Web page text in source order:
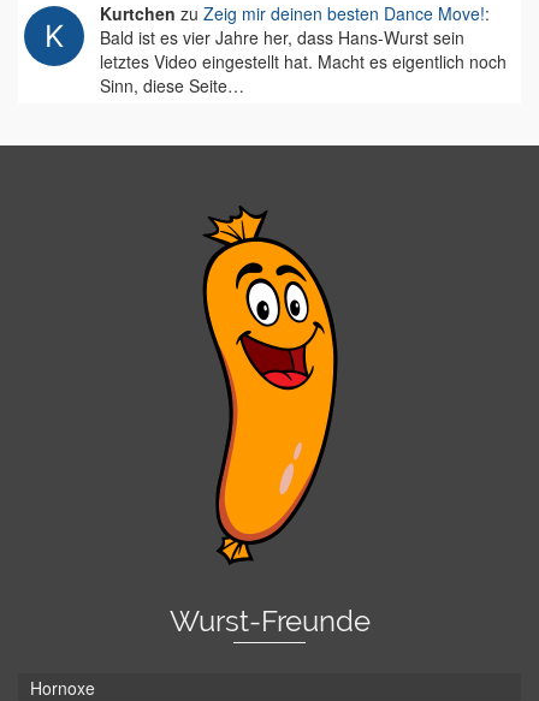
Kurtchen zu Zeig mir deinen besten Dance Move!:
Bald ist es vier Jahre her, dass Hans-Wurst sein
letztes Video eingestellt hat. Macht es eigentlich noch
Sinn, diese Seite…
Wurst-Freunde
Hornoxe